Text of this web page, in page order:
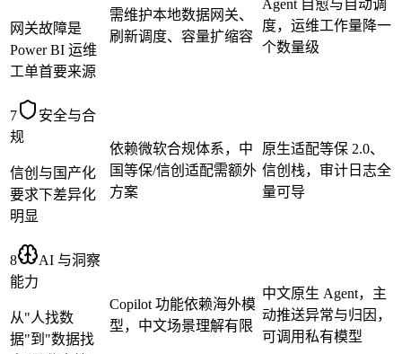
网关故障是
Power BI 运维
工单首要来源
需维护本地数据网关、
刷新调度、容量扩缩容
Agent 自愈与自动调
度，运维工作量降一
个数量级
7
安全与合
规
信创与国产化
要求下差异化
明显
依赖微软合规体系，中
国等保/信创适配需额外
方案
原生适配等保 2.0、
信创栈，审计日志全
量可导
8
AI 与洞察
能力
从"人找数
据"到"数据找
Copilot 功能依赖海外模
型，中文场景理解有限
中文原生 Agent，主
动推送异常与归因，
可调用私有模型